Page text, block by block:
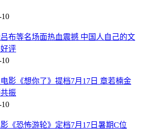
10
布等名场面热血震撼 中国人自己的文
评
10
影《想你了》提档7月17日 章若楠金
振
10
《恐怖游轮》定档7月17日暑期C位